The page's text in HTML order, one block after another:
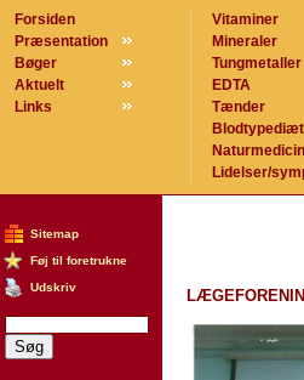
Sitemap
Føj til foretrukne
Udskriv
Forsiden
Præsentation
Bøger
Aktuelt
Links
Vitaminer
Mineraler
Tungmetaller
EDTA
Tænder
Blodtypediæt
Naturmedicin
Lidelser/